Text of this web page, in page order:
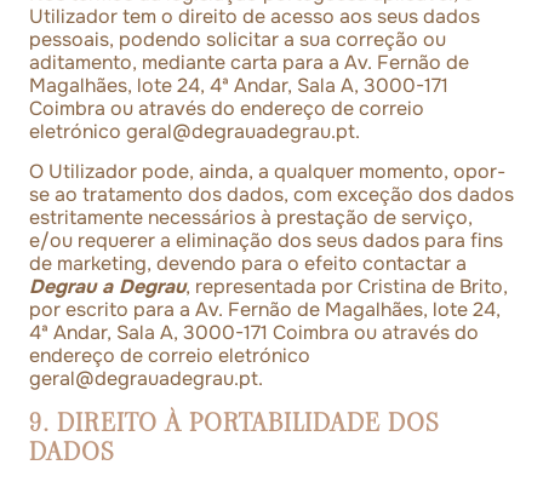
Utilizador tem o direito de acesso aos seus dados
pessoais, podendo solicitar a sua correção ou
aditamento, mediante carta para a Av. Fernão de
Magalhães, lote 24, 4ª Andar, Sala A, 3000-171
Coimbra ou através do endereço de correio
eletrónico geral@degrauadegrau.pt.
O Utilizador pode, ainda, a qualquer momento, opor-
se ao tratamento dos dados, com exceção dos dados
estritamente necessários à prestação de serviço,
e/ou requerer a eliminação dos seus dados para fins
de marketing, devendo para o efeito contactar a
Degrau a Degrau, representada por Cristina de Brito,
por escrito para a Av. Fernão de Magalhães, lote 24,
4ª Andar, Sala A, 3000-171 Coimbra ou através do
endereço de correio eletrónico
geral@degrauadegrau.pt.
9. DIREITO À PORTABILIDADE DOS
DADOS